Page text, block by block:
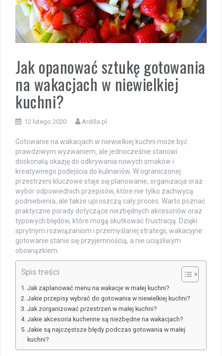
Jak opanować sztukę gotowania
na wakacjach w niewielkiej
kuchni?
12 lutego 2020 Ardilla.pl
Gotowanie na wakacjach w niewielkiej kuchni może być
prawdziwym wyzwaniem, ale jednocześnie stanowi
doskonałą okazję do odkrywania nowych smaków i
kreatywnego podejścia do kulinariów. W ograniczonej
przestrzeni kluczowe staje się planowanie, organizacja oraz
wybór odpowiednich przepisów, które nie tylko zachwycą
podniebienia, ale także uproszczą cały proces. Warto poznać
praktyczne porady dotyczące niezbędnych akcesoriów oraz
typowych błędów, które mogą skutkować frustracją. Dzięki
sprytnym rozwiązaniom i przemyślanej strategii, wakacyjne
gotowanie stanie się przyjemnością, a nie uciążliwym
obowiązkiem.
Spis treści
Jak zaplanować menu na wakacje w małej kuchni?
Jakie przepisy wybrać do gotowania w niewielkiej kuchni?
Jak zorganizować przestrzeń w małej kuchni?
Jakie akcesoria kuchenne są niezbędne na wakacjach?
Jakie są najczęstsze błędy podczas gotowania w małej
kuchni?